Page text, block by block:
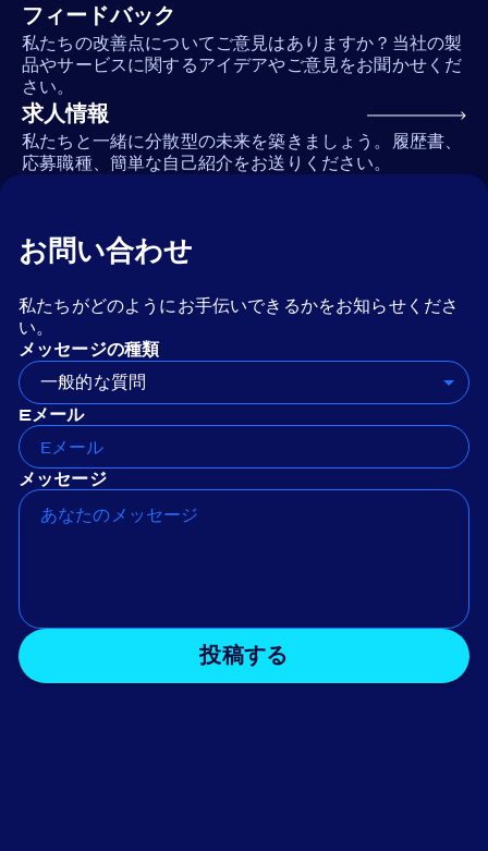
フィードバック
私たちの改善点についてご意見はありますか？当社の製
品やサービスに関するアイデアやご意見をお聞かせくだ
さい。
求人情報
私たちと一緒に分散型の未来を築きましょう。履歴書、
応募職種、簡単な自己紹介をお送りください。
お問い合わせ
私たちがどのようにお手伝いできるかをお知らせくださ
い。
メッセージの種類
一般的な質問
Eメール
メッセージ
投稿する